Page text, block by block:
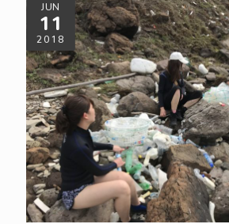
JUN
11
2018
跨海淨灘紀實錄：外婆的「垃圾」灣（下）